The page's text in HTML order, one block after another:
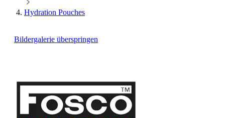
Hydration Pouches
Bildergalerie überspringen